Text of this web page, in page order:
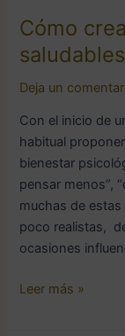
Cómo
Deja un
Con el inicio de
habitual
bienestar
pensar menos”,
muchas de
poco realistas,
ocasiones
Leer más »